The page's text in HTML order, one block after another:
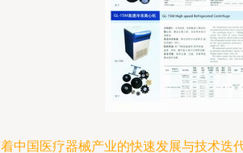
中国医疗器械产业的快速发展与技术迭